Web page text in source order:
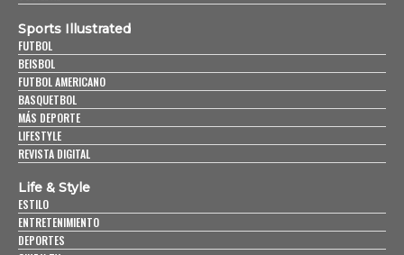
Sports Illustrated
FUTBOL
BEISBOL
FUTBOL AMERICANO
BASQUETBOL
MÁS DEPORTE
LIFESTYLE
REVISTA DIGITAL
Life & Style
ESTILO
ENTRETENIMIENTO
DEPORTES